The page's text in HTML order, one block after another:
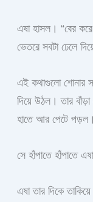
এষা হাসল। “বের
ভেতরে সবটা ঢেলে
এই কথাগুলো শোনার
দিয়ে উঠল। তার বাঁড়া
হাতে আর পেটে পড়ল।
সে হাঁপাতে হাঁপাতে
এষা তার দিকে